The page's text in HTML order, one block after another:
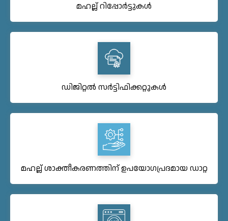
മഹല്ല് റിപ്പോർട്ടുകൾ
ഡിജിറ്റൽ സർട്ടിഫിക്കറ്റുകൾ
മഹല്ല് ശാക്തീകരണത്തിന് ഉപയോഗപ്രദമായ ഡാറ്റ